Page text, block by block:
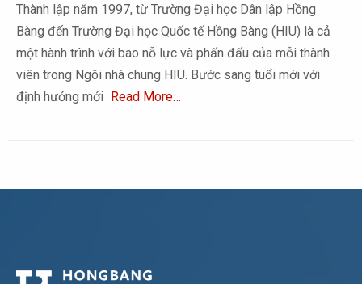
Thành lập năm 1997, từ Trường Đại học Dân lập Hồng
Bàng đến Trường Đại học Quốc tế Hồng Bàng (HIU) là cả
một hành trình với bao nỗ lực và phấn đấu của mỗi thành
viên trong Ngôi nhà chung HIU. Bước sang tuổi mới với
định hướng mới Read More…